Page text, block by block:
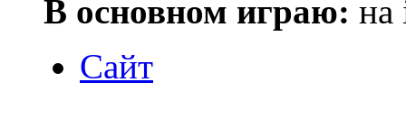
В основном играю: на
Сайт